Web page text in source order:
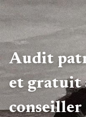
Audit
et gratuit
conseiller